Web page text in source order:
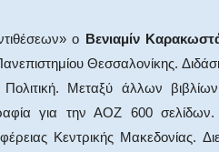
ο Βενιαμίν
Θεσσαλονίκης.
Πολιτική. Μεταξύ άλλων
για την ΑΟΖ 600
Κεντρικής Μακεδονίας.